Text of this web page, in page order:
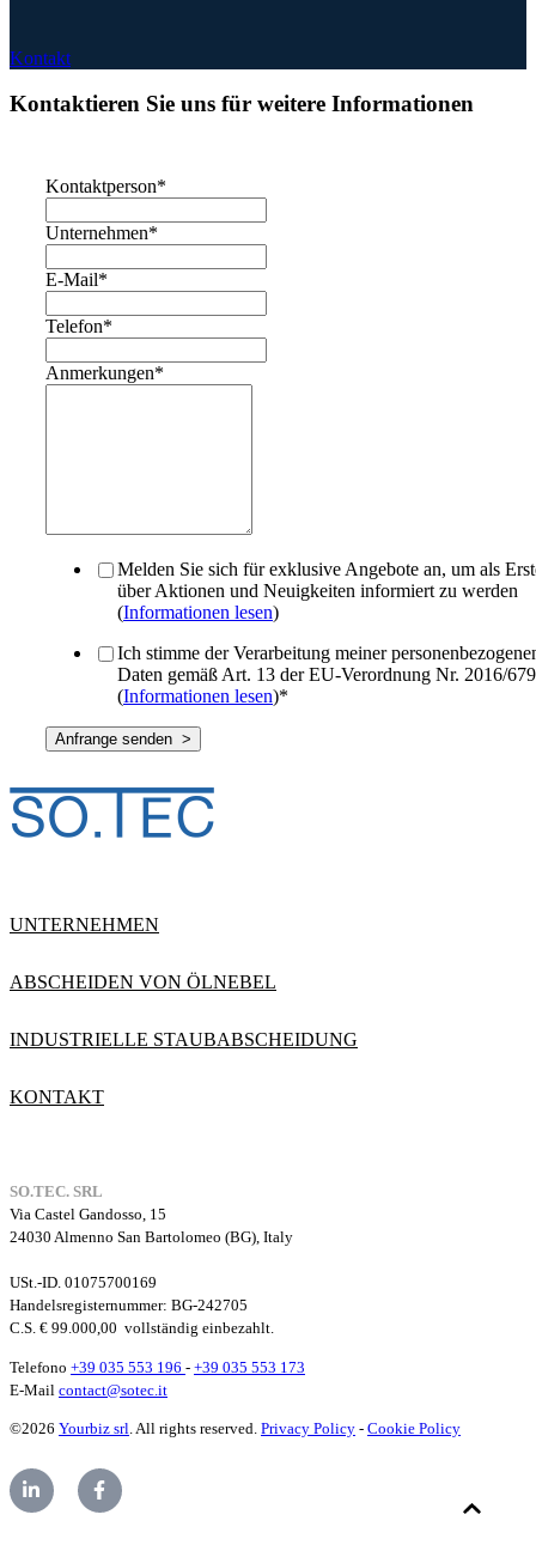
Kontakt
Kontaktieren Sie uns für weitere Informationen
Kontaktperson*
Unternehmen*
E-Mail*
Telefon*
Anmerkungen*
Melden Sie sich für exklusive Angebote an, um als
über Aktionen und Neuigkeiten informiert zu werden
(Informationen lesen)
Ich stimme der Verarbeitung meiner
Daten gemäß Art. 13 der EU-Verordnung Nr. 2016/679
(Informationen lesen)*
UNTERNEHMEN
ABSCHEIDEN VON ÖLNEBEL
INDUSTRIELLE STAUBABSCHEIDUNG
KONTAKT
SO.TEC. SRL
Via Castel Gandosso, 15
24030 Almenno San Bartolomeo (BG), Italy
USt.-ID. 01075700169
Handelsregisternummer: BG-242705
C.S. € 99.000,00 vollständig einbezahlt.
Telefono +39 035 553 196 - +39 035 553 173
E-Mail contact@sotec.it
©2026 Yourbiz srl . All rights reserved. Privacy Policy - Cookie Policy